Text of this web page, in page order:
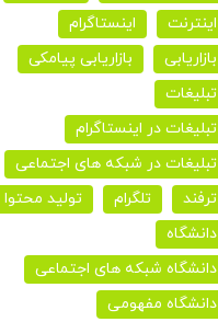
اینترنت
اینستاگرام
بازاریابی
بازاریابی پیامکی
تبلیغات
تبلیغات در اینستاگرام
تبلیغات در شبکه های اجتماعی
ترفند
تلگرام
تولید محتوا
دانشگاه
دانشگاه شبکه های اجتماعی
دانشگاه مفهومی